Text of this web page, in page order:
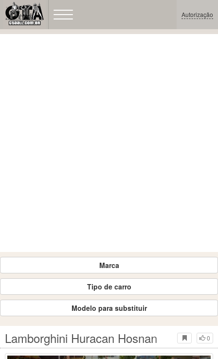
Autorização
Marca
Tipo de carro
Modelo para substituir
0
Lamborghini Huracan Hosnan